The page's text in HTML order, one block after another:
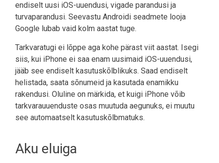
endiselt uusi iOS-uuendusi, vigade parandusi ja
turvaparandusi. Seevastu Androidi seadmete looja
Google lubab vaid kolm aastat tuge.
Tarkvaratugi ei lõppe aga kohe pärast viit aastat. Isegi
siis, kui iPhone ei saa enam uusimaid iOS-uuendusi,
jääb see endiselt kasutuskõlblikuks. Saad endiselt
helistada, saata sõnumeid ja kasutada enamikku
rakendusi. Oluline on märkida, et kuigi iPhone võib
tarkvarauuenduste osas muutuda aegunuks, ei muutu
see automaatselt kasutuskõlbmatuks.
Aku eluiga